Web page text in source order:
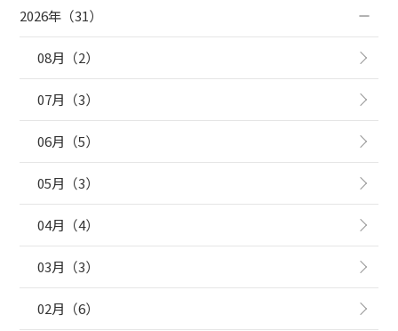
2026年（31）
08月（2）
07月（3）
06月（5）
05月（3）
04月（4）
03月（3）
02月（6）